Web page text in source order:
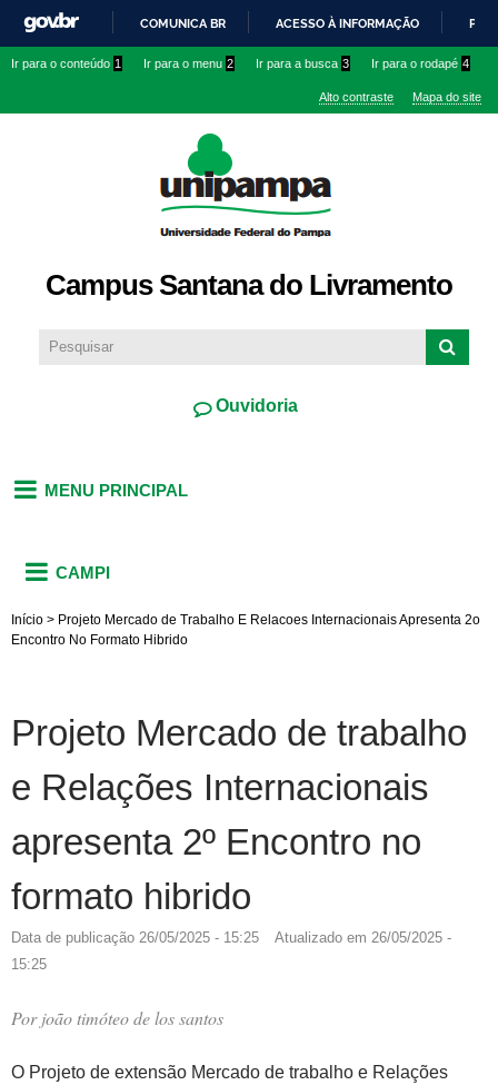
conteúdo
IR
O
COMUNICA BR ACESSO À INFORMAÇÃO
Ir para o conteúdo 1 Ir para o menu 2 Ir para a busca 3 Ir para o rodapé 4
Alto contraste Mapa do site
Campus Santana do Livramento
Ouvidoria
MENU PRINCIPAL
CAMPI
Início > Projeto Mercado de Trabalho E Relacoes Internacionais Apresenta 2o
Encontro No Formato Hibrido
Projeto Mercado de trabalho
e Relações Internacionais
apresenta 2º Encontro no
formato hibrido
Data de publicação 26/05/2025 - 15:25 Atualizado em 26/05/2025 -
15:25
Por joão timóteo de los santos
O Projeto de extensão Mercado de trabalho e Relações